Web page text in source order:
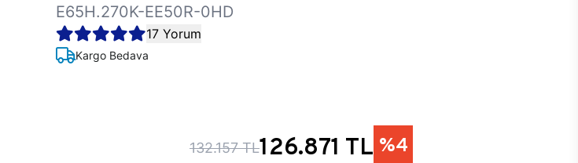
E65H.270K-EE50R-0HD
17 Yorum
Kargo Bedava
132.157 TL126.871 TL %4